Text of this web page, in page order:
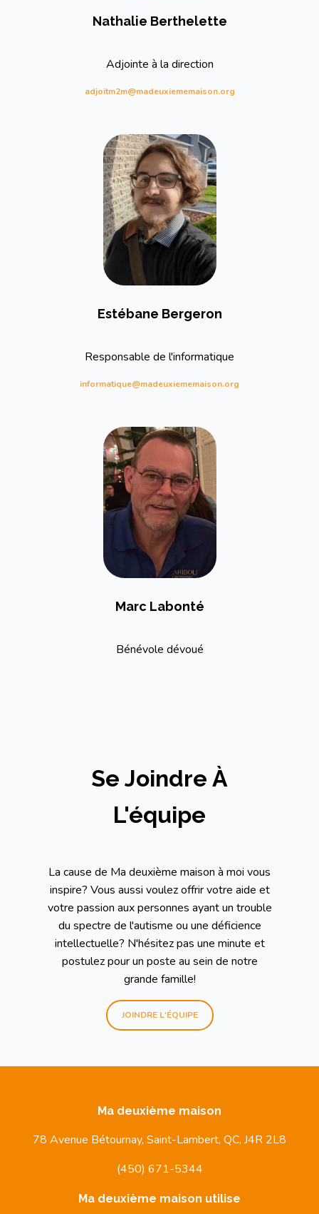
Nathalie Berthelette
Adjointe à la direction
adjoitm2m@madeuxiememaison.org
Estébane Bergeron
Responsable de l'informatique
informatique@madeuxiememaison.org
Marc Labonté
Bénévole dévoué
Se Joindre À
L'équipe
La cause de Ma deuxième maison à moi vous
inspire? Vous aussi voulez offrir votre aide et
votre passion aux personnes ayant un trouble
du spectre de l'autisme ou une déficience
intellectuelle? N'hésitez pas une minute et
postulez pour un poste au sein de notre
grande famille!
JOINDRE L'ÉQUIPE
Ma deuxième maison
78 Avenue Bétournay, Saint-Lambert, QC, J4R 2L8
(450) 671-5344
Ma deuxième maison utilise